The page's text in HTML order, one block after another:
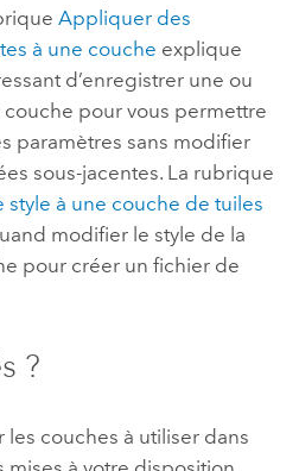
Appliquer des
à une couche explique
d’enregistrer une ou
couche pour vous permettre
paramètres sans modifier
sous-jacentes.La rubrique
à une couche de tuiles
modifier le style de la
pour créer un fichier de
?
couches à utiliser dans